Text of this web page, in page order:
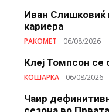
Иван Слишковиќ
кариера
РАКОМЕТ 06/08/2026
Клеј Томпсон се
КОШАРКА 06/08/2026
Чаир